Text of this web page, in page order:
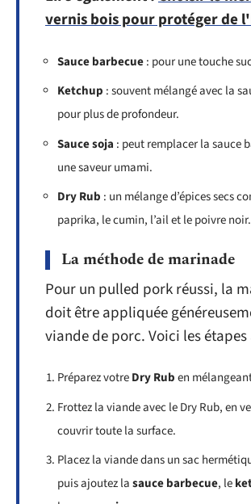
vernis bois pour protéger de
Sauce barbecue: pour une touche
Ketchup : souvent mélangé avec la
pour plus de profondeur.
Sauce soja : peut remplacer la sauce
une saveur umami.
Dry Rub : un mélange d’épices secs
paprika, le cumin, l’ail et le poivre noir.
La méthode de marinade
Pour un pulled pork réussi, la
doit être appliquée
viande de porc. Voici les étapes
Préparez votreDry Ruben
Frottez la viande avec le Dry Rub, en
couvrir toute la surface.
Placez la viande dans un sac
puis ajoutez lasauce barbecue, le